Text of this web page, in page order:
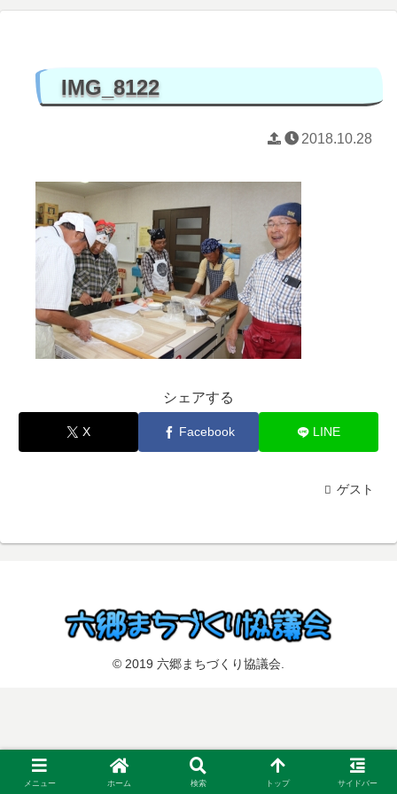
IMG_8122
2018.10.28
シェアする
X Facebook LINE
ゲスト
© 2019 六郷まちづくり協議会.
メニュー ホーム 検索 トップ サイドバー